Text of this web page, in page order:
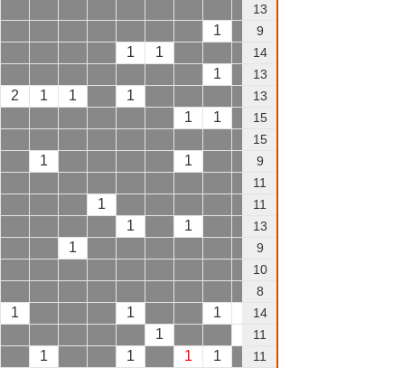
13
1 9
1 1 14
1 13
2 1 1 1 13
1 1 15
15
1 1 9
11
1 11
1 1 13
1 9
10
8
1 1 1 14
1 11
1 1 1 1 11